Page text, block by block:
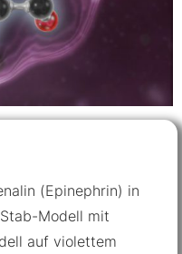
(Epinephrin) in
Modell mit
auf violettem